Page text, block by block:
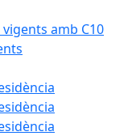
amb C10